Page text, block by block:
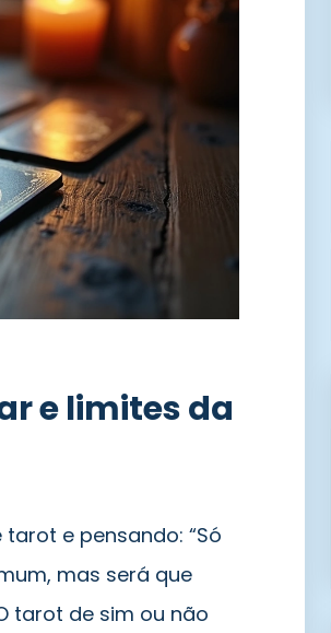
e limites da
e pensando: “Só
mas será que
tarot de sim ou não